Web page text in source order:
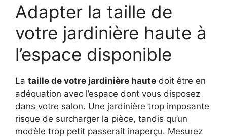
Adapter la taille de
votre jardinière haute à
l’espace disponible
La taille de votre jardinière haute doit être en
adéquation avec l’espace dont vous disposez
dans votre salon. Une jardinière trop imposante
risque de surcharger la pièce, tandis qu’un
modèle trop petit passerait inaperçu. Mesurez